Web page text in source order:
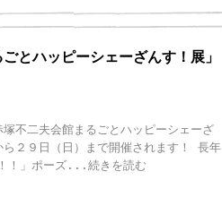
とハッピーシェーざんす！展」
不二夫会館まるごとハッピーシェーざ
２９日（日）まで開催されます！ 長年
！」ポーズ...続きを読む